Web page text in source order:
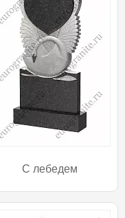
С лебедем